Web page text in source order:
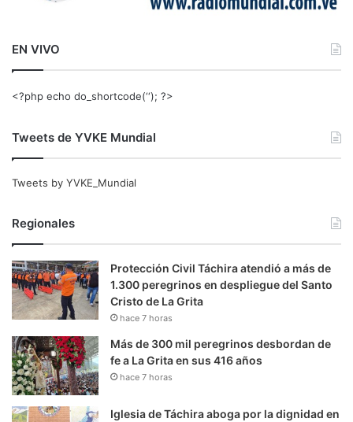
EN VIVO
<?php echo do_shortcode(‘‘); ?>
Tweets de YVKE Mundial
Tweets by YVKE_Mundial
Regionales
Protección Civil Táchira atendió a más de
1.300 peregrinos en despliegue del Santo
Cristo de La Grita
hace 7 horas
Más de 300 mil peregrinos desbordan de
fe a La Grita en sus 416 años
hace 7 horas
Iglesia de Táchira aboga por la dignidad en